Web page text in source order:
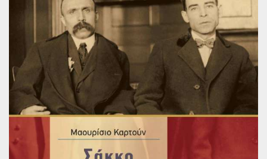
Παγκόσμια Ποίηση
Βιβλία για Παιδιά
Εφηβική Λογοτεχνία
Ελληνικό Θέατρο
Παγκόσμιο Θέατρο
Ιστορία